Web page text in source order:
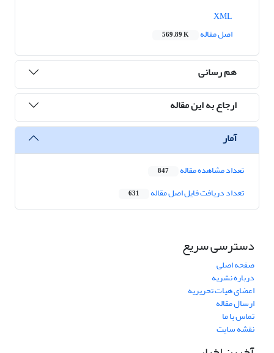
اصل مقاله
569.89 K
هم رسانی
ارجاع به این مقاله
آمار
تعداد مشاهده مقاله 847
تعداد دریافت فایل اصل مقاله 631
دسترسی سریع
صفحه اصلی
درباره نشریه
اعضای هیات تحریریه
ارسال مقاله
تماس با ما
نقشه سایت